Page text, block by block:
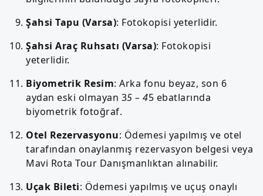
Şahsi Tapu (Varsa): Fotokopisi yeterlidir.
Şahsi Araç Ruhsatı (Varsa): Fotokopisi
yeterlidir.
Biyometrik Resim: Arka fonu beyaz, son 6
aydan eski olmayan 35 – 45 ebatlarında
biyometrik fotoğraf.
Otel Rezervasyonu: Ödemesi yapılmış ve otel
tarafından onaylanmış rezervasyon belgesi veya
Mavi Rota Tour Danışmanlıktan alınabilir.
Uçak Bileti: Ödemesi yapılmış ve uçuş onaylı